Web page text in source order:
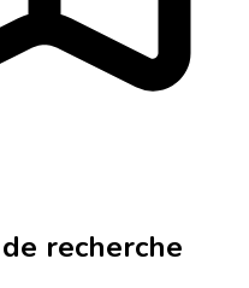
recherche